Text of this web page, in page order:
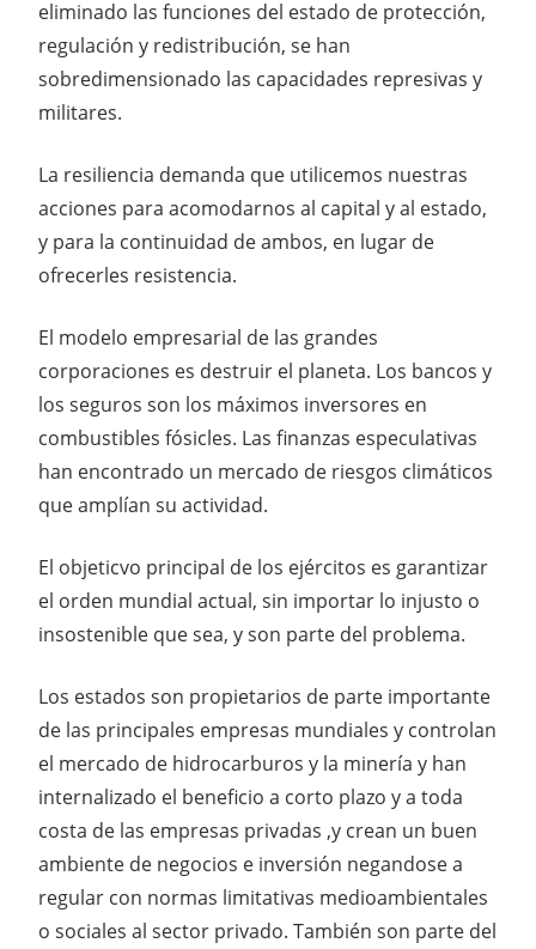
eliminado las funciones del estado de protección,
regulación y redistribución, se han
sobredimensionado las capacidades represivas y
militares.
La resiliencia demanda que utilicemos nuestras
acciones para acomodarnos al capital y al estado,
y para la continuidad de ambos, en lugar de
ofrecerles resistencia.
El modelo empresarial de las grandes
corporaciones es destruir el planeta. Los bancos y
los seguros son los máximos inversores en
combustibles fósicles. Las finanzas especulativas
han encontrado un mercado de riesgos climáticos
que amplían su actividad.
El objeticvo principal de los ejércitos es garantizar
el orden mundial actual, sin importar lo injusto o
insostenible que sea, y son parte del problema.
Los estados son propietarios de parte importante
de las principales empresas mundiales y controlan
el mercado de hidrocarburos y la minería y han
internalizado el beneficio a corto plazo y a toda
costa de las empresas privadas ,y crean un buen
ambiente de negocios e inversión negandose a
regular con normas limitativas medioambientales
o sociales al sector privado. También son parte del